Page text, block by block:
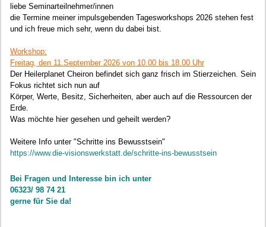
liebe Seminarteilnehmer/innen
die Termine meiner impulsgebenden Tagesworkshops 2026 stehen fest
und ich freue mich sehr, wenn du dabei bist.
Workshop:
Freitag, den 11.September 2026 von 10.00 bis 18.00 Uhr
Der Heilerplanet Cheiron befindet sich ganz frisch im Stierzeichen. Sein
Fokus richtet sich nun auf
Körper, Werte, Besitz, Sicherheiten, aber auch auf die Ressourcen der
Erde.
Was möchte hier gesehen und geheilt werden?
Weitere Info unter "Schritte ins Bewusstsein"
https://www.die-visionswerkstatt.de/schritte-ins-bewusstsein
Bei Fragen und Interesse bin ich unter
06323/ 98 74 21
gerne für Sie da!